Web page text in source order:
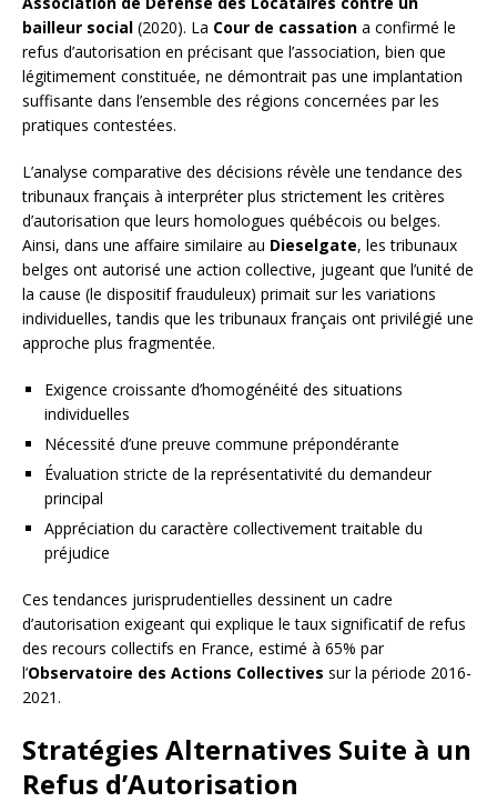
bailleur social (2020). La Cour de cassation a confirmé le
refus d’autorisation en précisant que l’association, bien que
légitimement constituée, ne démontrait pas une implantation
suffisante dans l’ensemble des régions concernées par les
pratiques contestées.
L’analyse comparative des décisions révèle une tendance des
tribunaux français à interpréter plus strictement les critères
d’autorisation que leurs homologues québécois ou belges.
Ainsi, dans une affaire similaire au Dieselgate, les tribunaux
belges ont autorisé une action collective, jugeant que l’unité de
la cause (le dispositif frauduleux) primait sur les variations
individuelles, tandis que les tribunaux français ont privilégié une
approche plus fragmentée.
Exigence croissante d’homogénéité des situations
individuelles
Nécessité d’une preuve commune prépondérante
Évaluation stricte de la représentativité du demandeur
principal
Appréciation du caractère collectivement traitable du
préjudice
Ces tendances jurisprudentielles dessinent un cadre
d’autorisation exigeant qui explique le taux significatif de refus
des recours collectifs en France, estimé à 65% par
l’Observatoire des Actions Collectives sur la période 2016-
2021.
Stratégies Alternatives Suite à un
Refus d’Autorisation